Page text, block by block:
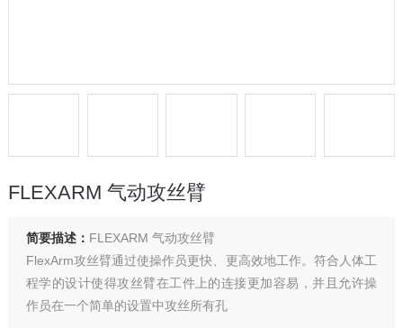
FLEXARM 气动攻丝臂
简要描述： FLEXARM 气动攻丝臂
FlexArm攻丝臂通过使操作员更快、更高效地工作。符合人体工
程学的设计使得攻丝臂在工件上的连接更加容易，并且允许操
作员在一个简单的设置中攻丝所有孔